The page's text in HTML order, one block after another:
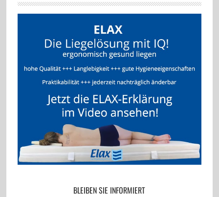
BLEIBEN SIE INFORMIERT